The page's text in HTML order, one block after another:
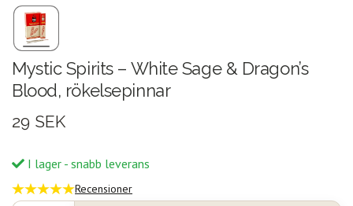
Mystic Spirits – White Sage & Dragon’s
Blood, rökelsepinnar
29 SEK
I lager - snabb leverans
Recensioner